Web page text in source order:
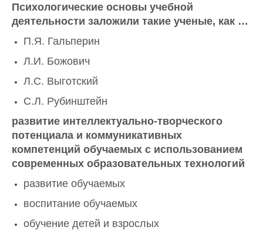
Психологические основы учебной
деятельности заложили такие ученые, как …
П.Я. Гальперин
Л.И. Божович
Л.С. Выготский
С.Л. Рубинштейн
развитие интеллектуально-творческого
потенциала и коммуникативных
компетенций обучаемых с использованием
современных образовательных технологий
развитие обучаемых
воспитание обучаемых
обучение детей и взрослых